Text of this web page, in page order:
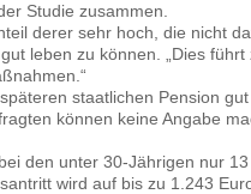
Studie zusammen.
derer sehr hoch, die nicht
leben zu können. „Dies führt
staatlichen Pension
können keine Angabe
den unter 30-Jährigen nur 13
wird auf bis zu 1.243